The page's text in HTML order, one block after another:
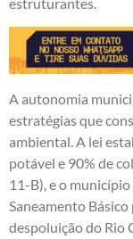
A autonomia
estratégias que
ambiental. A lei
potável e 90% de
11-B), e o
Saneamento
despoluição do Rio